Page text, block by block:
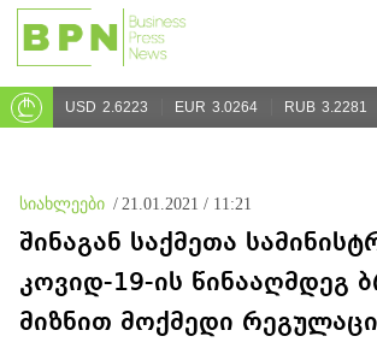
USD 2.6223 EUR 3.0264 RUB 3.2281
სიახლეები / 21.01.2021 / 11:21
შინაგან საქმეთა
კოვიდ-19-ის წინააღმდეგ
მიზნით მოქმედი